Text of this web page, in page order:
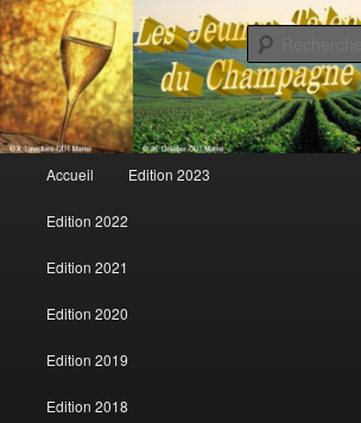
Les jeunes talents du
Aller au contenu principal
Aller au contenu secondaire
Accueil Edition 2023
Edition 2022
Edition 2021
Edition 2020
Edition 2019
Edition 2018